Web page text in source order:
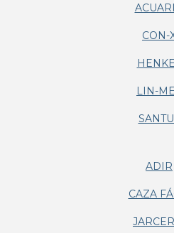
CON-
LIN-
ADIR
CAZA